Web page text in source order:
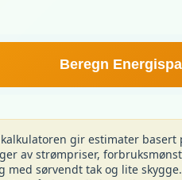
Beregn
gir estimater
av strømpriser,
med sørvendt tak og lite